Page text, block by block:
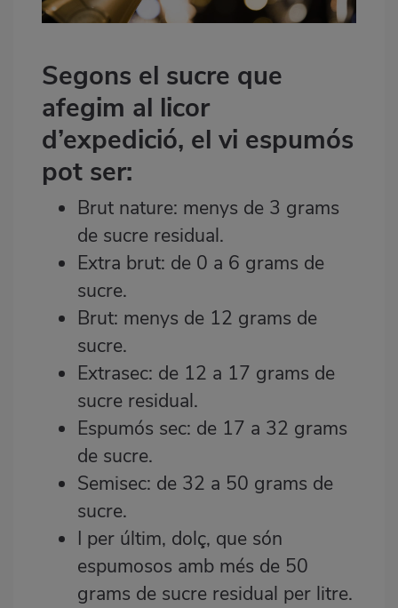
Segons el sucre que
afegim al licor
d’expedició, el vi espumós
pot ser:
Brut nature: menys de 3 grams
de sucre residual.
Extra brut: de 0 a 6 grams de
sucre.
Brut: menys de 12 grams de
sucre.
Extrasec: de 12 a 17 grams de
sucre residual.
Espumós sec: de 17 a 32 grams
de sucre.
Semisec: de 32 a 50 grams de
sucre.
I per últim, dolç, que són
espumosos amb més de 50
grams de sucre residual per litre.